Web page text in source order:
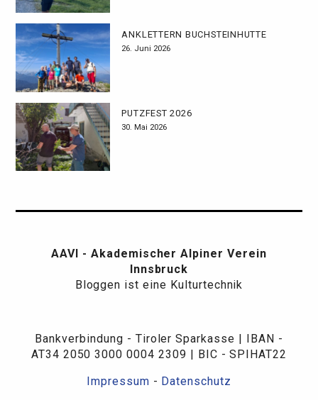
ANKLETTERN BUCHSTEINHÜTTE
26. Juni 2026
PUTZFEST 2026
30. Mai 2026
AAVI - Akademischer Alpiner Verein
Innsbruck
Bloggen ist eine Kulturtechnik
Bankverbindung - Tiroler Sparkasse | IBAN -
AT34 2050 3000 0004 2309 | BIC - SPIHAT22
Impressum - Datenschutz